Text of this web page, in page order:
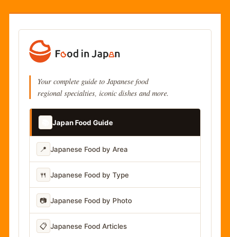
Your complete guide to Japanese food
regional specialties, iconic dishes and more.
Japan Food Guide
📍 Japanese Food by Area
🍴 Japanese Food by Type
📷 Japanese Food by Photo
📋 Japanese Food Articles